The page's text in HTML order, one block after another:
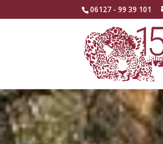
06127 - 99 39 101